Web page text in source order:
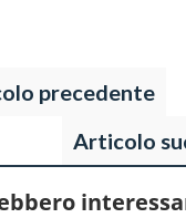
precedente
Articolo